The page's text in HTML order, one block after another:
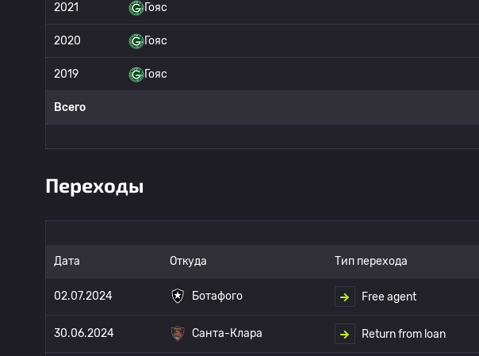
2021 Гояс
2020 Гояс
2019 Гояс
Всего
Переходы
Дата Откуда Тип перехода
02.07.2024 Ботафого Free agent
30.06.2024 Санта-Клара Return from loan